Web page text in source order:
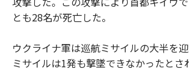
とも28名が死亡した。
ウクライナ軍は巡航ミサイルの大半を
ミサイルは1発も撃墜できなかったとさ